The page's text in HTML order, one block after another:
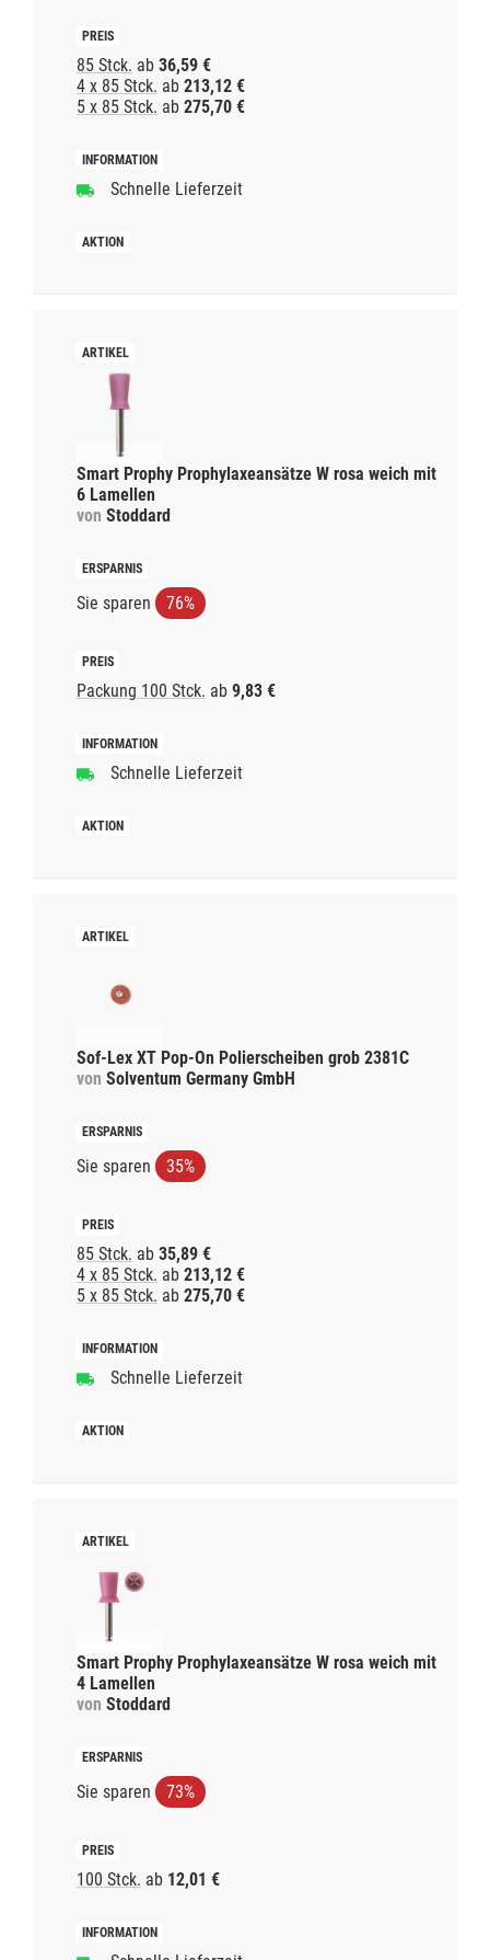
85 Stck. ab 36,59 €
4 x 85 Stck. ab 213,12 €
5 x 85 Stck. ab 275,70 €
Schnelle Lieferzeit
Smart Prophy Prophylaxeansätze W rosa weich mit
6 Lamellen
von Stoddard
Sie sparen 76%
Packung 100 Stck. ab 9,83 €
Schnelle Lieferzeit
Sof-Lex XT Pop-On Polierscheiben grob 2381C
von Solventum Germany GmbH
Sie sparen 35%
85 Stck. ab 35,89 €
4 x 85 Stck. ab 213,12 €
5 x 85 Stck. ab 275,70 €
Schnelle Lieferzeit
Smart Prophy Prophylaxeansätze W rosa weich mit
4 Lamellen
von Stoddard
Sie sparen 73%
100 Stck. ab 12,01 €